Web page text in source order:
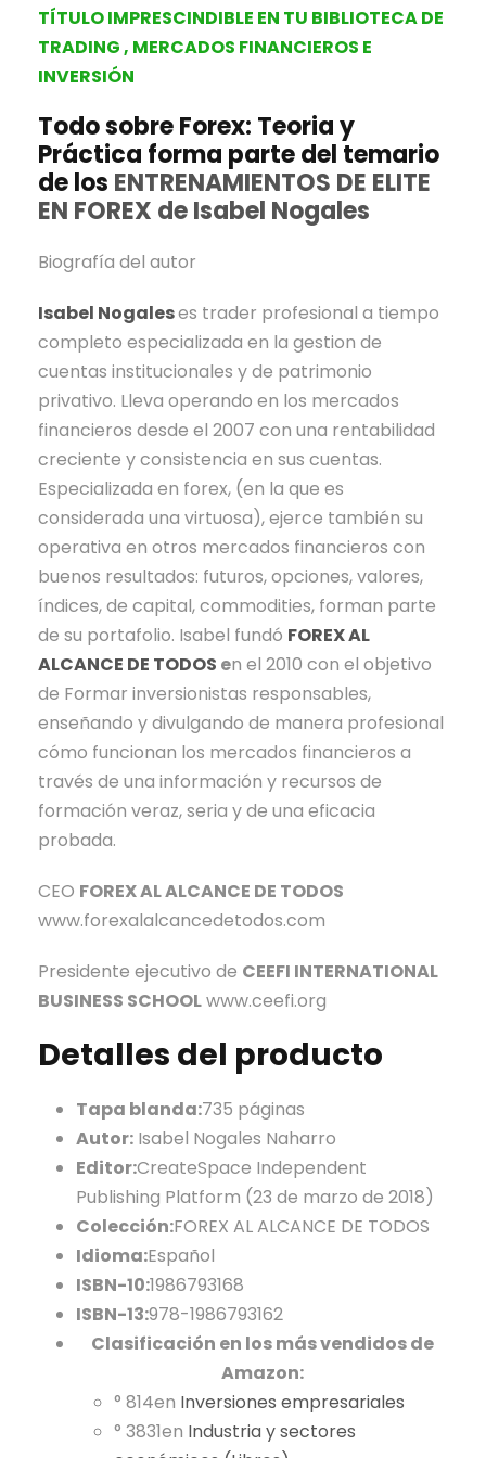
TÍTULO IMPRESCINDIBLE EN TU BIBLIOTECA DE
TRADING , MERCADOS FINANCIEROS E
INVERSIÓN
Todo sobre Forex: Teoria y
Práctica forma parte del temario
de los ENTRENAMIENTOS DE ELITE
EN FOREX de Isabel Nogales
Biografía del autor
Isabel Nogaleses trader profesional a tiempo
completo especializada en la gestion de
cuentas institucionales y de patrimonio
privativo. Lleva operando en los mercados
financieros desde el 2007 con una rentabilidad
creciente y consistencia en sus cuentas.
Especializada en forex, (en la que es
considerada una virtuosa), ejerce también su
operativa en otros mercados financieros con
buenos resultados: futuros, opciones, valores,
índices, de capital, commodities, forman parte
de su portafolio. Isabel fundó FOREX AL
ALCANCE DE TODOS en el 2010 con el objetivo
de Formar inversionistas responsables,
enseñando y divulgando de manera profesional
cómo funcionan los mercados financieros a
través de una información y recursos de
formación veraz, seria y de una eficacia
probada.
CEO FOREX AL ALCANCE DE TODOS
www.forexalalcancedetodos.com
Presidente ejecutivo de CEEFI INTERNATIONAL
BUSINESS SCHOOLwww.ceefi.org
Detalles del producto
Tapa blanda:735 páginas
Autor: Isabel Nogales Naharro
Editor:CreateSpace Independent
Publishing Platform (23 de marzo de 2018)
Colección:FOREX AL ALCANCE DE TODOS
Idioma:Español
ISBN-10:1986793168
ISBN-13:978-1986793162
Clasificación en los más vendidos de
Amazon:
° 814en Inversiones empresariales
° 3831en Industria y sectores